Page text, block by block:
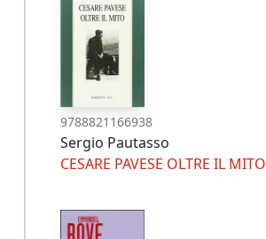
9788821166938
Sergio Pautasso
CESARE PAVESE OLTRE IL MITO